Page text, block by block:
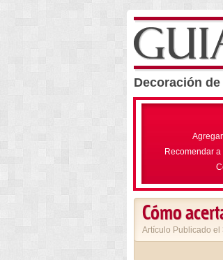
Decoración
Recomendar
Cómo
Artículo Publicado el